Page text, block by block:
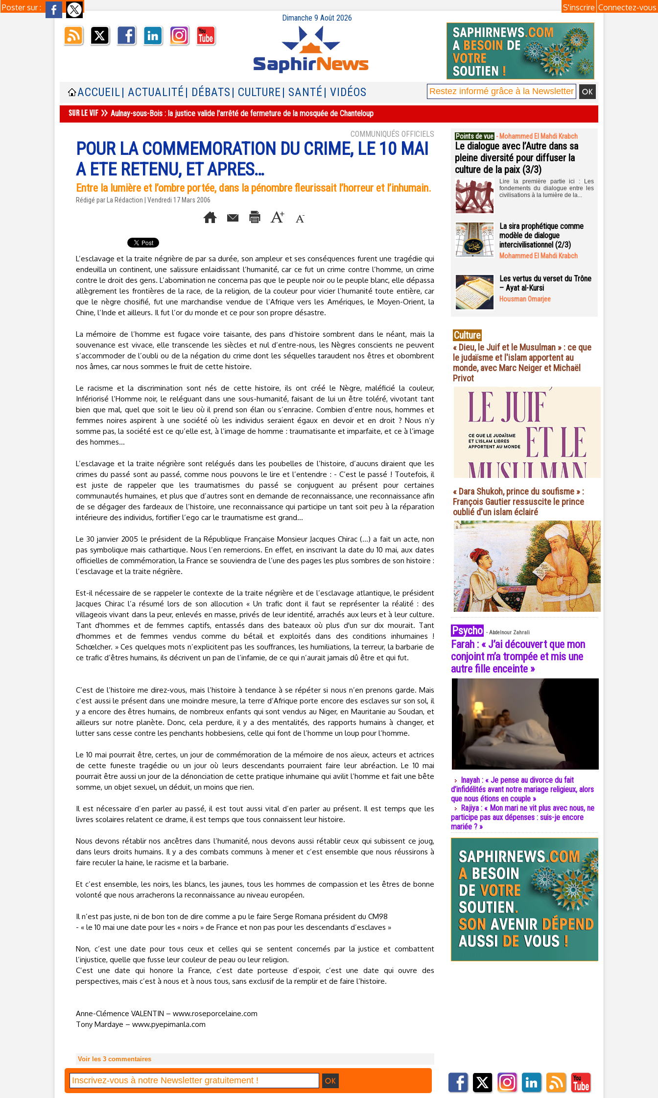
Poster sur : Connectez-vous
S'inscrire
Dimanche 9 Août 2026
ACCUEIL | ACTUALITÉ | DÉBATS | CULTURE | SANTÉ | VIDÉOS
Aulnay-sous-Bois : la justice valide l'arrêté de fermeture de la mosquée de Chanteloup
COMMUNIQUÉS OFFICIELS
POUR LA COMMEMORATION DU CRIME, LE 10 MAI
A ETE RETENU, ET APRES…
Entre la lumière et l’ombre portée, dans la pénombre fleurissait l’horreur et l’inhumain.
Rédigé par La Rédaction | Vendredi 17 Mars 2006
L’esclavage et la traite négrière de par sa durée, son ampleur et ses conséquences furent une tragédie qui
endeuilla un continent, une salissure enlaidissant l’humanité, car ce fut un crime contre l’homme, un crime
contre le droit des gens. L’abomination ne concerna pas que le peuple noir ou le peuple blanc, elle dépassa
allègrement les frontières de la race, de la religion, de la couleur pour vicier l’humanité toute entière, car
que le nègre chosifié, fut une marchandise vendue de l’Afrique vers les Amériques, le Moyen-Orient, la
Chine, l’Inde et ailleurs. Il fut l’or du monde et ce pour son propre désastre.
La mémoire de l’homme est fugace voire taisante, des pans d’histoire sombrent dans le néant, mais la
souvenance est vivace, elle transcende les siècles et nul d’entre-nous, les Nègres conscients ne peuvent
s’accommoder de l’oubli ou de la négation du crime dont les séquelles taraudent nos êtres et obombrent
nos âmes, car nous sommes le fruit de cette histoire.
Le racisme et la discrimination sont nés de cette histoire, ils ont créé le Nègre, maléficié la couleur,
Infériorisé l’Homme noir, le reléguant dans une sous-humanité, faisant de lui un être toléré, vivotant tant
bien que mal, quel que soit le lieu où il prend son élan ou s’enracine. Combien d’entre nous, hommes et
femmes noires aspirent à une société où les individus seraient égaux en devoir et en droit ? Nous n’y
somme pas, la société est ce qu’elle est, à l’image de homme : traumatisante et imparfaite, et ce à l’image
des hommes…
L’esclavage et la traite négrière sont relégués dans les poubelles de l’histoire, d’aucuns diraient que les
crimes du passé sont au passé, comme nous pouvons le lire et l’entendre : - C’est le passé ! Toutefois, il
est juste de rappeler que les traumatismes du passé se conjuguent au présent pour certaines
communautés humaines, et plus que d’autres sont en demande de reconnaissance, une reconnaissance afin
de se dégager des fardeaux de l’histoire, une reconnaissance qui participe un tant soit peu à la réparation
intérieure des individus, fortifier l’ego car le traumatisme est grand…
Le 30 janvier 2005 le président de la République Française Monsieur Jacques Chirac (…) a fait un acte, non
pas symbolique mais cathartique. Nous l’en remercions. En effet, en inscrivant la date du 10 mai, aux dates
officielles de commémoration, la France se souviendra de l’une des pages les plus sombres de son histoire :
l’esclavage et la traite négrière.
Est-il nécessaire de se rappeler le contexte de la traite négrière et de l’esclavage atlantique, le président
Jacques Chirac l’a résumé lors de son allocution « Un trafic dont il faut se représenter la réalité : des
villageois vivant dans la peur, enlevés en masse, privés de leur identité, arrachés aux leurs et à leur culture.
Tant d'hommes et de femmes captifs, entassés dans des bateaux où plus d'un sur dix mourait. Tant
d'hommes et de femmes vendus comme du bétail et exploités dans des conditions inhumaines !
Schœlcher. » Ces quelques mots n’explicitent pas les souffrances, les humiliations, la terreur, la barbarie de
ce trafic d’êtres humains, ils décrivent un pan de l’infamie, de ce qui n’aurait jamais dû être et qui fut.
C’est de l’histoire me direz-vous, mais l’histoire à tendance à se répéter si nous n’en prenons garde. Mais
c’est aussi le présent dans une moindre mesure, la terre d’Afrique porte encore des esclaves sur son sol, il
y a encore des êtres humains, de nombreux enfants qui sont vendus au Niger, en Mauritanie au Soudan, et
ailleurs sur notre planète. Donc, cela perdure, il y a des mentalités, des rapports humains à changer, et
lutter sans cesse contre les penchants hobbesiens, celle qui font de l’homme un loup pour l’homme.
Le 10 mai pourrait être, certes, un jour de commémoration de la mémoire de nos aïeux, acteurs et actrices
de cette funeste tragédie ou un jour où leurs descendants pourraient faire leur abréaction. Le 10 mai
pourrait être aussi un jour de la dénonciation de cette pratique inhumaine qui avilit l’homme et fait une bête
somme, un objet sexuel, un déduit, un moins que rien.
Il est nécessaire d’en parler au passé, il est tout aussi vital d’en parler au présent. Il est temps que les
livres scolaires relatent ce drame, il est temps que tous connaissent leur histoire.
Nous devons rétablir nos ancêtres dans l’humanité, nous devons aussi rétablir ceux qui subissent ce joug,
dans leurs droits humains. Il y a des combats communs à mener et c’est ensemble que nous réussirons à
faire reculer la haine, le racisme et la barbarie.
Et c’est ensemble, les noirs, les blancs, les jaunes, tous les hommes de compassion et les êtres de bonne
volonté que nous arracherons la reconnaissance au niveau européen.
Il n’est pas juste, ni de bon ton de dire comme a pu le faire Serge Romana président du CM98
- « le 10 mai une date pour les « noirs » de France et non pas pour les descendants d’esclaves »
Non, c’est une date pour tous ceux et celles qui se sentent concernés par la justice et combattent
l’injustice, quelle que fusse leur couleur de peau ou leur religion.
C’est une date qui honore la France, c’est date porteuse d’espoir, c’est une date qui ouvre des
perspectives, mais c’est à nous et à nous tous, sans exclusif de la remplir et de faire l’histoire.
Anne-Clémence VALENTIN – www.roseporcelaine.com
Tony Mardaye – www.pyepimanla.com
Voir les 3 commentaires
Points de vue - Mohammed El Mahdi Krabch
Le dialogue avec l’Autre dans sa
pleine diversité pour diffuser la
culture de la paix (3/3)
Lire la première partie ici : Les
fondements du dialogue entre les
civilisations à la lumière de la...
La sira prophétique comme
modèle de dialogue
intercivilisationnel (2/3)
Mohammed El Mahdi Krabch
Les vertus du verset du Trône
– Ayat al-Kursi
Housman Omarjee
Culture
« Dieu, le Juif et le Musulman » : ce que
le judaïsme et l'islam apportent au
monde, avec Marc Neiger et Michaël
Privot
« Dara Shukoh, prince du soufisme » :
François Gautier ressuscite le prince
oublié d'un islam éclairé
Psycho - Abdelnour Zahrali
Farah : « J’ai découvert que mon
conjoint m’a trompée et mis une
autre fille enceinte »
Inayah : « Je pense au divorce du fait
d’infidélités avant notre mariage religieux, alors
que nous étions en couple »
Rajiya : « Mon mari ne vit plus avec nous, ne
participe pas aux dépenses : suis-je encore
mariée ? »